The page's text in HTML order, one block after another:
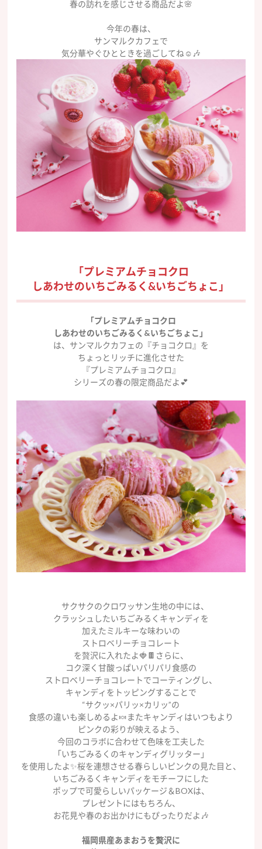
春の訪れを感じさせる商品だよ🌸
今年の春は、
サンマルクカフェで
気分華やぐひとときを過ごしてね☺️🎶
「プレミアムチョコクロ
しあわせのいちごみるく&いちごちょこ」
「プレミアムチョコクロ
しあわせのいちごみるく&いちごちょこ」
は、サンマルクカフェの『チョコクロ』を
ちょっとリッチに進化させた
『プレミアムチョコクロ』
シリーズの春の限定商品だよ💕
サクサクのクロワッサン生地の中には、
クラッシュしたいちごみるくキャンディを
加えたミルキーな味わいの
ストロベリーチョコレート
を贅沢に入れたよ🍓🍫さらに、
コク深く甘酸っぱいパリパリ食感の
ストロベリーチョコレートでコーティングし、
キャンディをトッピングすることで
“サクッ×パリッ×カリッ”の
食感の違いも楽しめるよ🍬またキャンディはいつもより
ピンクの彩りが映えるよう、
今回のコラボに合わせて色味を工夫した
「いちごみるくのキャンディグリッター」
を使用したよ✨桜を連想させる春らしいピンクの見た目と、
いちごみるくキャンディをモチーフにした
ポップで可愛らしいパッケージ＆BOXは、
プレゼントにはもちろん、
お花見や春のお出かけにもぴったりだよ🎶
福岡県産あまおうを贅沢に